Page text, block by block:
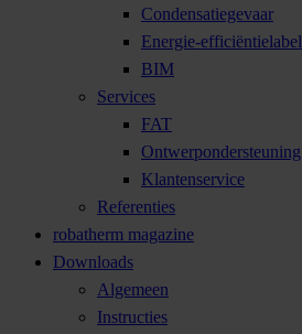
Condensatiegevaar
Energie-efficiëntielabel
BIM
Services
FAT
Ontwerpondersteuning
Klantenservice
Referenties
robatherm magazine
Downloads
Algemeen
Instructies